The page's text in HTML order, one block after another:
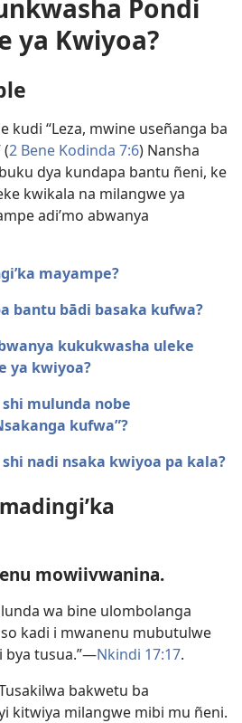
Pondi
ya Kwiyoa?
kudi “Leza, mwine useñanga ba
2 Bene Kodinda 7:6) Nansha
dya kundapa bantu ñeni, ke
kwikala na milangwe ya
adi’mo abwanya
mayampe?
bantu bādi basaka kufwa?
kukukwasha uleke
ya kwiyoa?
mulunda nobe
kufwa”?
nadi nsaka kwiyoa pa kala?
mowiivwanina.
wa bine ulombolanga
kadi i mwanenu mubutulwe
bya tusua.”—Nkindi 17:17.
bakwetu ba
kitwiya milangwe mibi mu ñeni.